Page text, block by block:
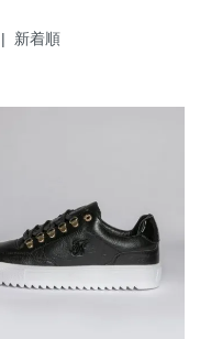
| 新着順